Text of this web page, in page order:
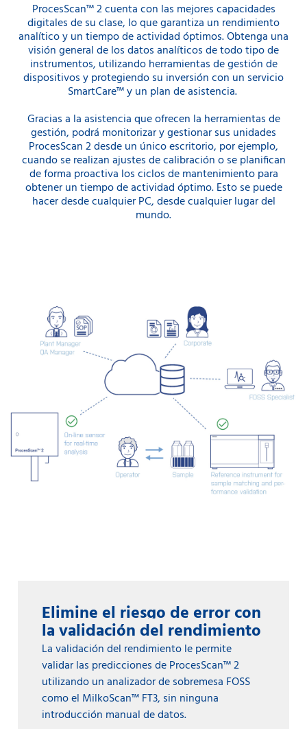
ProcesScan™ 2 cuenta con las mejores capacidades
digitales de su clase, lo que garantiza un rendimiento
analítico y un tiempo de actividad óptimos. Obtenga una
visión general de los datos analíticos de todo tipo de
instrumentos, utilizando herramientas de gestión de
dispositivos y protegiendo su inversión con un servicio
SmartCare™ y un plan de asistencia.
Gracias a la asistencia que ofrecen la herramientas de
gestión, podrá monitorizar y gestionar sus unidades
ProcesScan 2 desde un único escritorio, por ejemplo,
cuando se realizan ajustes de calibración o se planifican
de forma proactiva los ciclos de mantenimiento para
obtener un tiempo de actividad óptimo. Esto se puede
hacer desde cualquier PC, desde cualquier lugar del
mundo.
Elimine el riesgo de error con
la validación del rendimiento
La validación del rendimiento le permite
validar las predicciones de ProcesScan™ 2
utilizando un analizador de sobremesa FOSS
como el MilkoScan™ FT3, sin ninguna
introducción manual de datos.